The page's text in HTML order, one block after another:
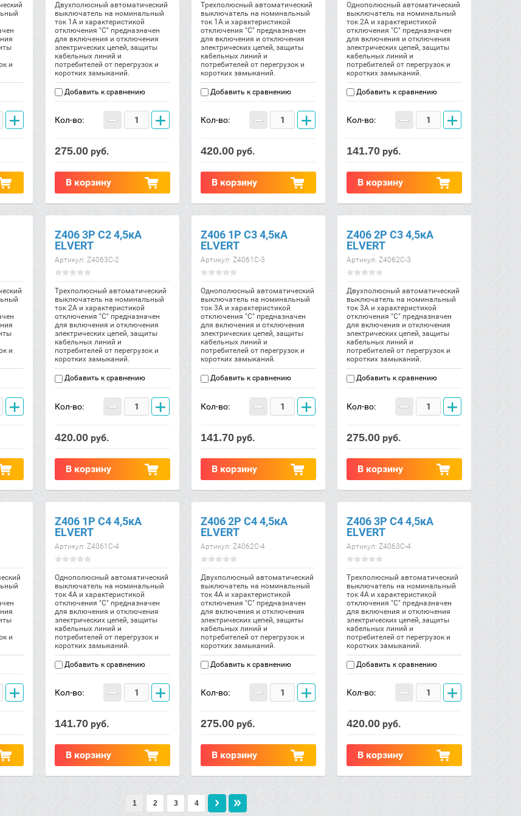
и
+
Двухполюсный автоматический
выключатель на номинальный
ток 1А и характеристикой
отключения "С" предназначен
для включения и отключения
электрических цепей, защиты
кабельных линий и
потребителей от перегрузок и
коротких замыканий.
Добавить к сравнению
Кол-во: − +
275.00 руб.
В корзину
Трехполюсный автоматический
выключатель на номинальный
ток 1А и характеристикой
отключения "С" предназначен
для включения и отключения
электрических цепей, защиты
кабельных линий и
потребителей от перегрузок и
коротких замыканий.
Добавить к сравнению
Кол-во: − +
420.00 руб.
В корзину
Однополюсный автоматический
выключатель на номинальный
ток 2А и характеристикой
отключения "С" предназначен
для включения и отключения
электрических цепей, защиты
кабельных линий и
потребителей от перегрузок и
коротких замыканий.
Добавить к сравнению
Кол-во: − +
141.70 руб.
В корзину
и
+
Z406 3Р C2 4,5кА
ELVERT
Артикул: Z4063C-2
Трехполюсный автоматический
выключатель на номинальный
ток 2А и характеристикой
отключения "С" предназначен
для включения и отключения
электрических цепей, защиты
кабельных линий и
потребителей от перегрузок и
коротких замыканий.
Добавить к сравнению
Кол-во: − +
420.00 руб.
В корзину
Z406 1Р C3 4,5кА
ELVERT
Артикул: Z4061C-3
Однополюсный автоматический
выключатель на номинальный
ток 3А и характеристикой
отключения "С" предназначен
для включения и отключения
электрических цепей, защиты
кабельных линий и
потребителей от перегрузок и
коротких замыканий.
Добавить к сравнению
Кол-во: − +
141.70 руб.
В корзину
Z406 2Р C3 4,5кА
ELVERT
Артикул: Z4062C-3
Двухполюсный автоматический
выключатель на номинальный
ток 3А и характеристикой
отключения "С" предназначен
для включения и отключения
электрических цепей, защиты
кабельных линий и
потребителей от перегрузок и
коротких замыканий.
Добавить к сравнению
Кол-во: − +
275.00 руб.
В корзину
и
+
Z406 1Р C4 4,5кА
ELVERT
Артикул: Z4061C-4
Однополюсный автоматический
выключатель на номинальный
ток 4А и характеристикой
отключения "С" предназначен
для включения и отключения
электрических цепей, защиты
кабельных линий и
потребителей от перегрузок и
коротких замыканий.
Добавить к сравнению
Кол-во: − +
141.70 руб.
В корзину
Z406 2Р C4 4,5кА
ELVERT
Артикул: Z4062C-4
Двухполюсный автоматический
выключатель на номинальный
ток 4А и характеристикой
отключения "С" предназначен
для включения и отключения
электрических цепей, защиты
кабельных линий и
потребителей от перегрузок и
коротких замыканий.
Добавить к сравнению
Кол-во: − +
275.00 руб.
В корзину
Z406 3Р C4 4,5кА
ELVERT
Артикул: Z4063C-4
Трехполюсный автоматический
выключатель на номинальный
ток 4А и характеристикой
отключения "С" предназначен
для включения и отключения
электрических цепей, защиты
кабельных линий и
потребителей от перегрузок и
коротких замыканий.
Добавить к сравнению
Кол-во: − +
420.00 руб.
В корзину
1 2 3 4